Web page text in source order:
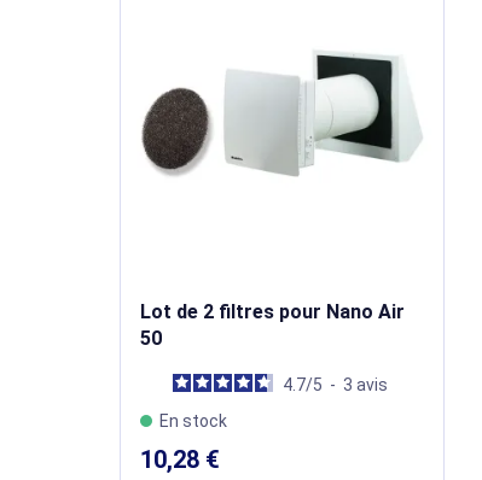
Lot de 2 filtres pour Nano Air
50
4.7/5 - 3avis
En stock
10,28 €